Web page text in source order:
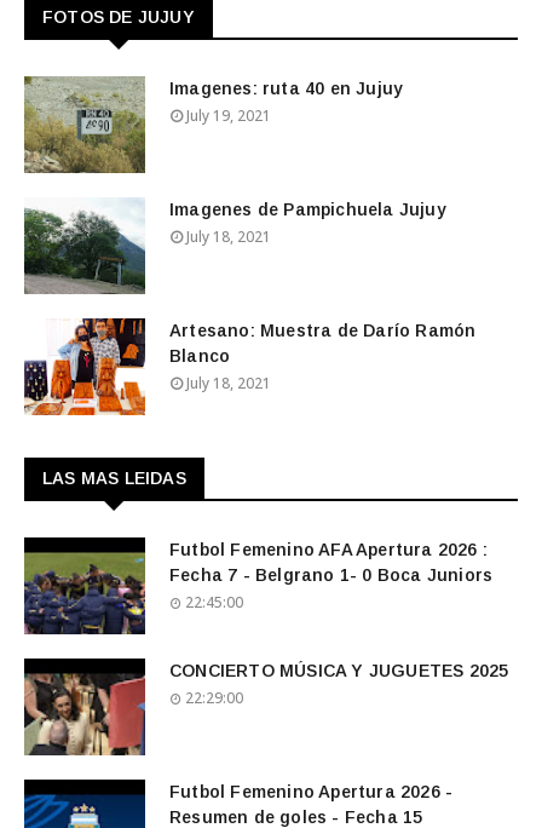
FOTOS DE JUJUY
Imagenes: ruta 40 en Jujuy
July 19, 2021
Imagenes de Pampichuela Jujuy
July 18, 2021
Artesano: Muestra de Darío Ramón
Blanco
July 18, 2021
LAS MAS LEIDAS
Futbol Femenino AFA Apertura 2026 :
Fecha 7 - Belgrano 1- 0 Boca Juniors
22:45:00
CONCIERTO MÚSICA Y JUGUETES 2025
22:29:00
Futbol Femenino Apertura 2026 -
Resumen de goles - Fecha 15